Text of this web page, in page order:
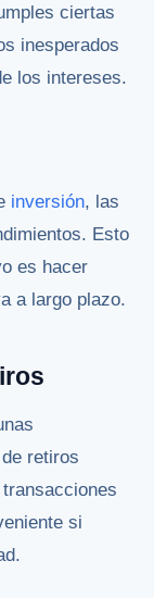
ciertas
inesperados
los intereses.
inversión, las
Esto
es hacer
a largo plazo.
retiros
si